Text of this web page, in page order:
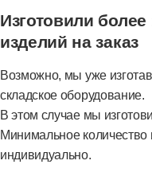
Изготовили
изделий на заказ
Возможно, мы уже
складское оборудование.
В этом случае мы
Минимальное количество
индивидуально.